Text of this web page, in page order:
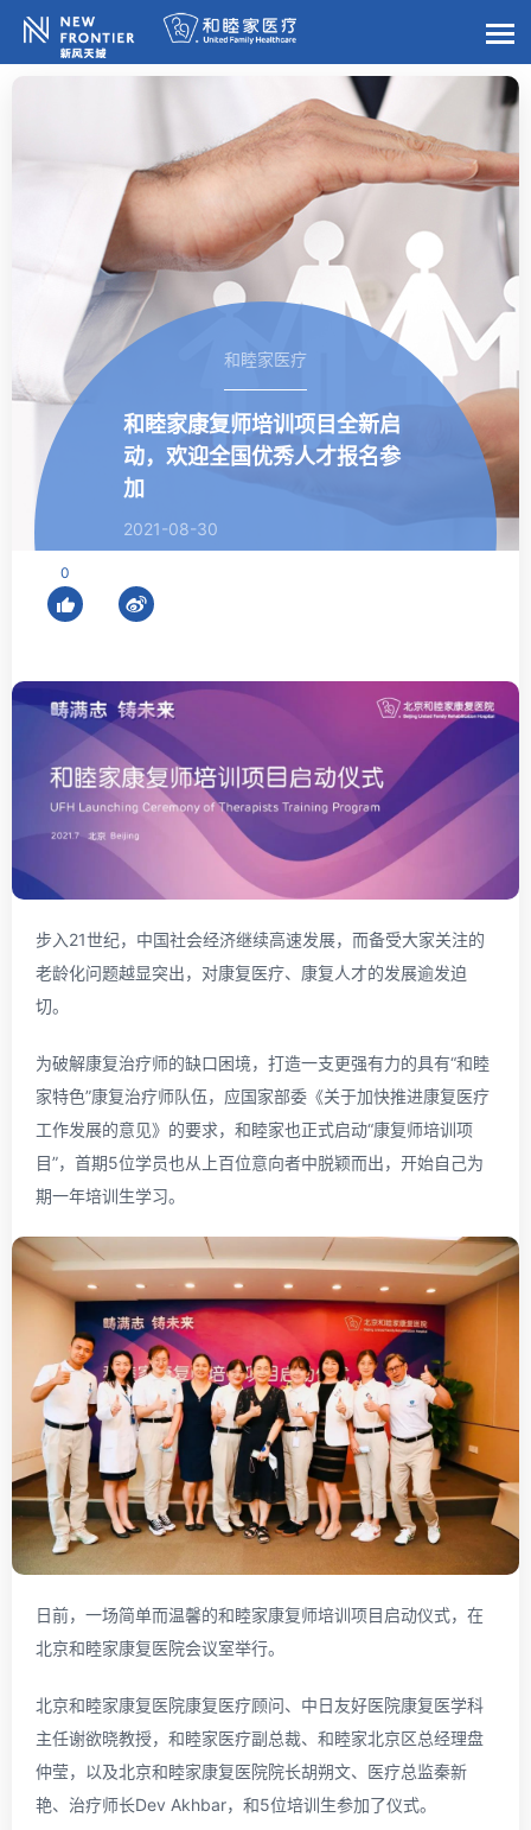
和睦家医疗
和睦家康复师培训项目全新启
动，欢迎全国优秀人才报名参
加
2021-08-30
0
步入21世纪，中国社会经济继续高速发展，而备受大家关注的
老龄化问题越显突出，对康复医疗、康复人才的发展逾发迫
切。
为破解康复治疗师的缺口困境，打造一支更强有力的具有“和睦
家特色”康复治疗师队伍，应国家部委《关于加快推进康复医疗
工作发展的意见》的要求，和睦家也正式启动“康复师培训项
目”，首期5位学员也从上百位意向者中脱颖而出，开始自己为
期一年培训生学习。
日前，一场简单而温馨的和睦家康复师培训项目启动仪式，在
北京和睦家康复医院会议室举行。
北京和睦家康复医院康复医疗顾问、中日友好医院康复医学科
主任谢欲晓教授，和睦家医疗副总裁、和睦家北京区总经理盘
仲莹，以及北京和睦家康复医院院长胡朔文、医疗总监秦新
艳、治疗师长Dev Akhbar，和5位培训生参加了仪式。